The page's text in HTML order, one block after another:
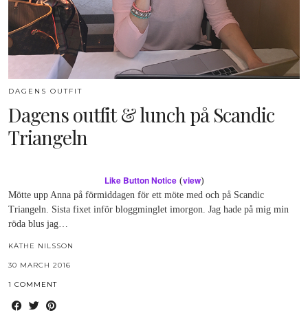
DAGENS OUTFIT
Dagens outfit & lunch på Scandic
Triangeln
Like Button Notice(view)
Mötte upp Anna på förmiddagen för ett möte med och på Scandic
Triangeln. Sista fixet inför bloggminglet imorgon. Jag hade på mig min
röda blus jag…
KÄTHE NILSSON
30 MARCH 2016
1 COMMENT